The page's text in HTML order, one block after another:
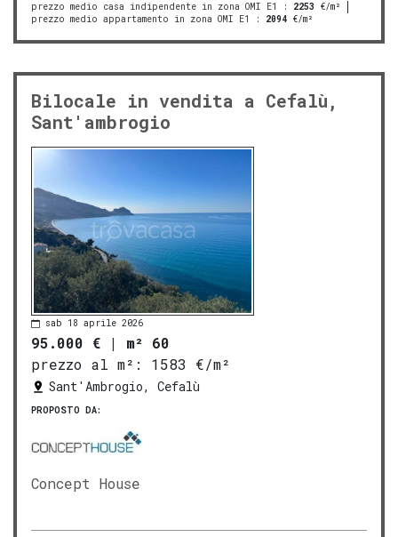
prezzo medio casa indipendente in zona OMI E1 : 2253 €/m²
prezzo medio appartamento in zona OMI E1
: 2094 €/m²
Bilocale in vendita a Cefalù,
Sant'ambrogio
sab 18 aprile 2026
95.000 € | m² 60
prezzo al m²:
1583 €/m²
Sant'Ambrogio, Cefalù
PROPOSTO DA:
Concept House